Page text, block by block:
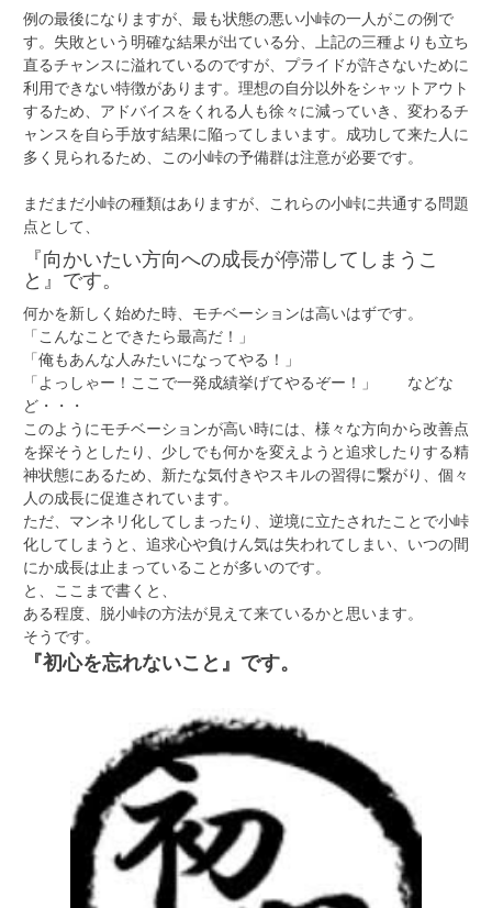
例の最後になりますが、最も状態の悪い小峠の一人がこの例で
す。失敗という明確な結果が出ている分、上記の三種よりも立ち
直るチャンスに溢れているのですが、プライドが許さないために
利用できない特徴があります。理想の自分以外をシャットアウト
するため、アドバイスをくれる人も徐々に減っていき、変わるチ
ャンスを自ら手放す結果に陥ってしまいます。成功して来た人に
多く見られるため、この小峠の予備群は注意が必要です。
まだまだ小峠の種類はありますが、これらの小峠に共通する問題
点として、
『向かいたい方向への成長が停滞してしまうこ
と』です。
何かを新しく始めた時、モチベーションは高いはずです。
「こんなことできたら最高だ！」
「俺もあんな人みたいになってやる！」
「よっしゃー！ここで一発成績挙げてやるぞー！」 などな
ど・・・
このようにモチベーションが高い時には、様々な方向から改善点
を探そうとしたり、少しでも何かを変えようと追求したりする精
神状態にあるため、新たな気付きやスキルの習得に繋がり、個々
人の成長に促進されています。
ただ、マンネリ化してしまったり、逆境に立たされたことで小峠
化してしまうと、追求心や負けん気は失われてしまい、いつの間
にか成長は止まっていることが多いのです。
と、ここまで書くと、
ある程度、脱小峠の方法が見えて来ているかと思います。
そうです。
『初心を忘れないこと』です。